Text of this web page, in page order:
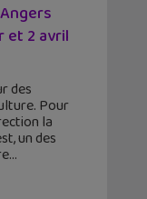
et 2 avril
des
Pour
la
un des